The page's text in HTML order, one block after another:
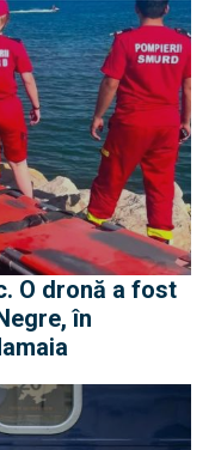
O dronă a fost
în